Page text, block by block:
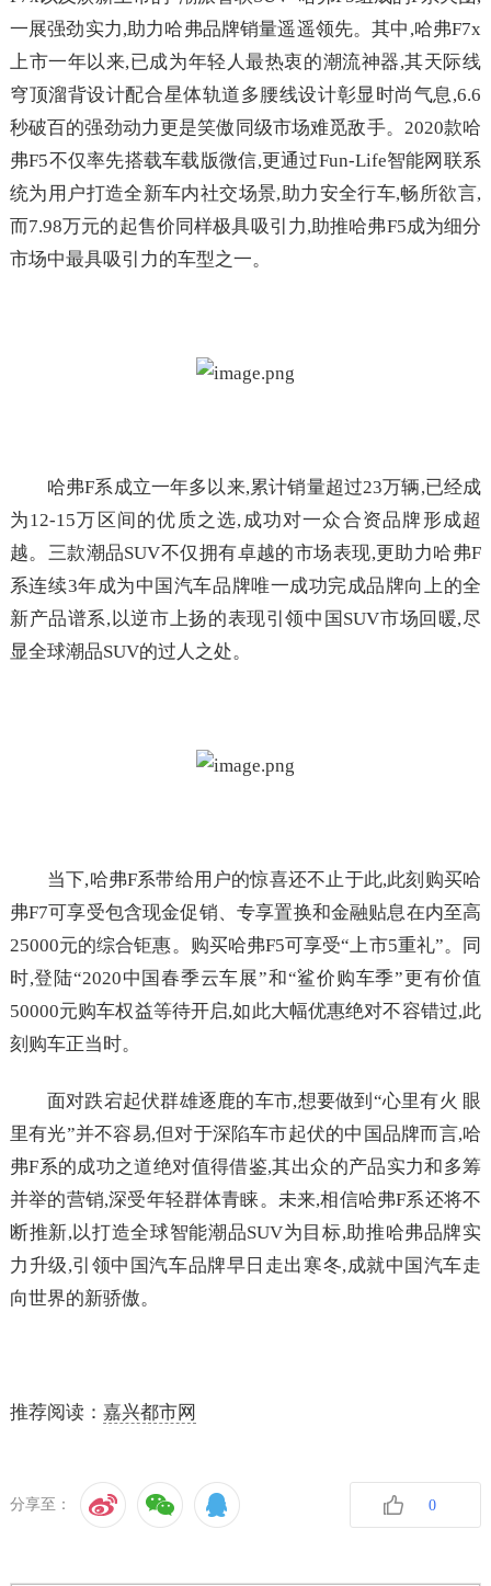
一展强劲实力,助力哈弗品牌销量遥遥领先。其中,哈弗F7x
上市一年以来,已成为年轻人最热衷的潮流神器,其天际线
穹顶溜背设计配合星体轨道多腰线设计彰显时尚气息,6.6
秒破百的强劲动力更是笑傲同级市场难觅敌手。2020款哈
弗F5不仅率先搭载车载版微信,更通过Fun-Life智能网联系
统为用户打造全新车内社交场景,助力安全行车,畅所欲言,
而7.98万元的起售价同样极具吸引力,助推哈弗F5成为细分
市场中最具吸引力的车型之一。
哈弗F系成立一年多以来,累计销量超过23万辆,已经成
为12-15万区间的优质之选,成功对一众合资品牌形成超
越。三款潮品SUV不仅拥有卓越的市场表现,更助力哈弗F
系连续3年成为中国汽车品牌唯一成功完成品牌向上的全
新产品谱系,以逆市上扬的表现引领中国SUV市场回暖,尽
显全球潮品SUV的过人之处。
当下,哈弗F系带给用户的惊喜还不止于此,此刻购买哈
弗F7可享受包含现金促销、专享置换和金融贴息在内至高
25000元的综合钜惠。购买哈弗F5可享受“上市5重礼”。同
时,登陆“2020中国春季云车展”和“鲨价购车季”更有价值
50000元购车权益等待开启,如此大幅优惠绝对不容错过,此
刻购车正当时。
面对跌宕起伏群雄逐鹿的车市,想要做到“心里有火 眼
里有光”并不容易,但对于深陷车市起伏的中国品牌而言,哈
弗F系的成功之道绝对值得借鉴,其出众的产品实力和多筹
并举的营销,深受年轻群体青睐。未来,相信哈弗F系还将不
断推新,以打造全球智能潮品SUV为目标,助推哈弗品牌实
力升级,引领中国汽车品牌早日走出寒冬,成就中国汽车走
向世界的新骄傲。
推荐阅读： 嘉兴都市网
分享至： 0